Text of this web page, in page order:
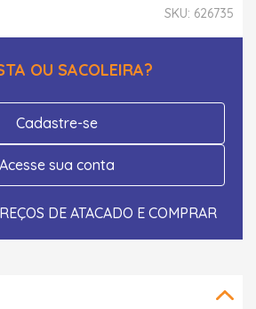
SKU: 626735
OU SACOLEIRA?
Cadastre-se
Acesse sua conta
DE ATACADO E COMPRAR